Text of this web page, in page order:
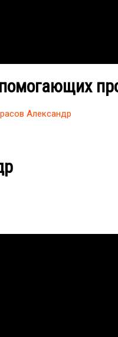
Александр